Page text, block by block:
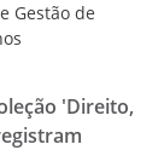
Gestão de
'Direito,